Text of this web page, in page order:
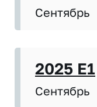
Сентябрь
2025 E1
Сентябрь